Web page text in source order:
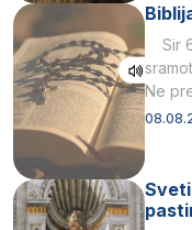
Sir
Ne